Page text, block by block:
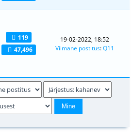
119
47,496
19-02-2022, 18:52
Viimane postitus:Q11